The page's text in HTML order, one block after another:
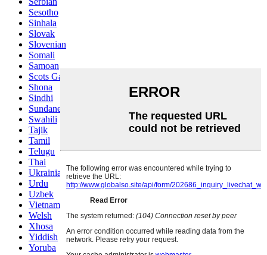
Sesotho
Sinhala
Slovak
Slovenian
Somali
Samoan
Scots Gaelic
Shona
Sindhi
Sundanese
Swahili
Tajik
Tamil
Telugu
Thai
Ukrainian
Urdu
Uzbek
Vietnamese
Welsh
Xhosa
Yiddish
Yoruba